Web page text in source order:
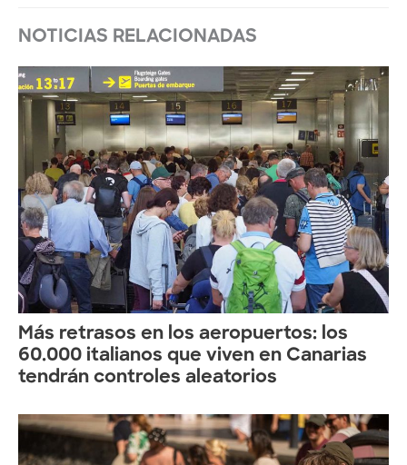
NOTICIAS RELACIONADAS
Más retrasos en los aeropuertos: los
60.000 italianos que viven en Canarias
tendrán controles aleatorios